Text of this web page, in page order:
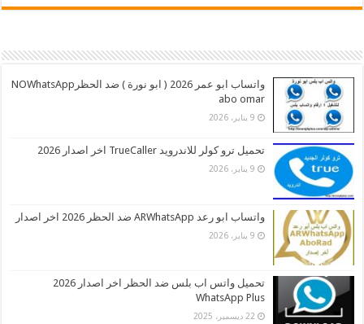
واتساب ابو عمر 2026 ( ابو نورة ) ضد الحظرNOWhatsApp
abo omar
9 يناير، 2026
تحميل ترو كولر للاندرويد TrueCaller اخر اصدار 2026
9 يناير، 2026
واتساب ابو رعد ARWhatsApp ضد الحظر 2026 اخر اصدار
9 يناير، 2026
تحميل واتس اب بلس ضد الحظر اخر اصدار 2026
WhatsApp Plus
22 ديسمبر، 2025